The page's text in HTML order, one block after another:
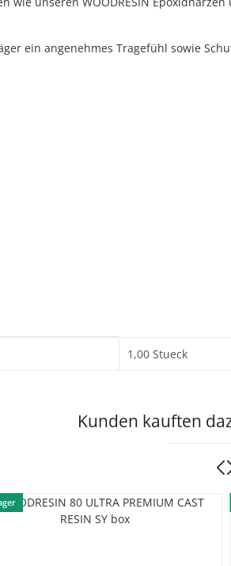
ein angenehmes Tragefühl sowie
1,00 Stueck
Kunden kauften